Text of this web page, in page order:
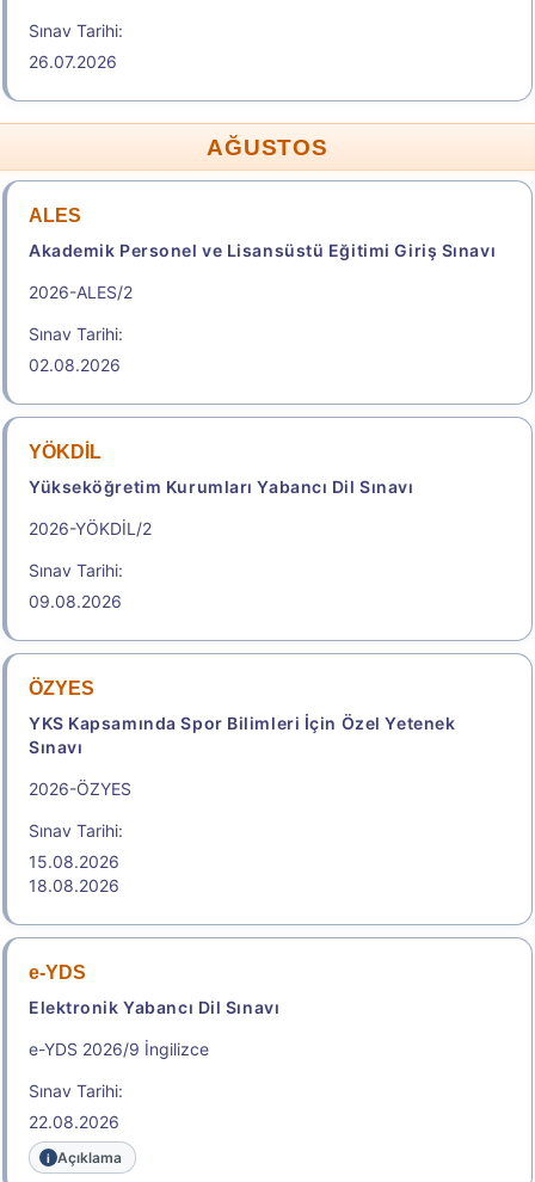
Sınav Tarihi:
26.07.2026
AĞUSTOS
ALES
Akademik Personel ve Lisansüstü Eğitimi Giriş Sınavı
2026-ALES/2
Sınav Tarihi:
02.08.2026
YÖKDİL
Yükseköğretim Kurumları Yabancı Dil Sınavı
2026-YÖKDİL/2
Sınav Tarihi:
09.08.2026
ÖZYES
YKS Kapsamında Spor Bilimleri İçin Özel Yetenek
Sınavı
2026-ÖZYES
Sınav Tarihi:
15.08.2026
18.08.2026
e-YDS
Elektronik Yabancı Dil Sınavı
e-YDS 2026/9 İngilizce
Sınav Tarihi:
22.08.2026
Açıklama